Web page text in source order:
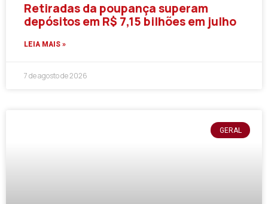
Retiradas da poupança superam
depósitos em R$ 7,15 bilhões em julho
LEIA MAIS »
7 de agosto de 2026
GERAL